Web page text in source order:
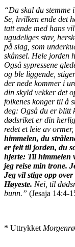
“Da skal du stemme
Se, hvilken ende det
tatt ende med hans
ugudeliges stav,
på slag, som
skånsel. Hele jorden
Også sypressene
og ble liggende,
der nede kommer i
din skyld vekker det
folkenes konger til å
deg: Også du er blitt
dødsriket er din
redet et leie av
himmelen, du
er felt til jorden, du
hjerte: Til himmelen
jeg reise min trone.
Jeg vil stige opp
Høyeste. Nei, til
bunn.” (Jesaja 14:4-
* Uttrykket